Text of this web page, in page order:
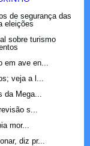
de segurança das
eleições
sobre turismo
ave en...
veja a l...
Mega...
s...
mor...
diz pr...